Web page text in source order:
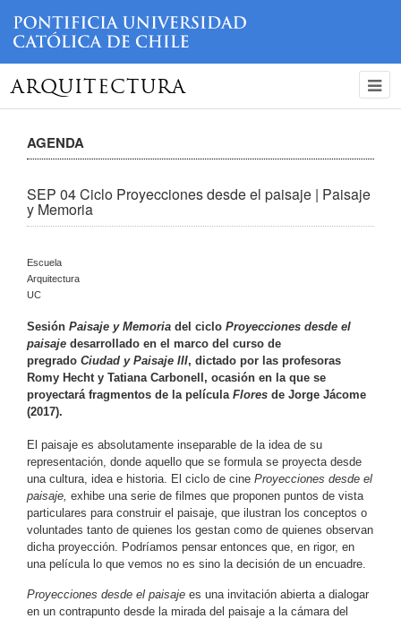
ARQUITECTURA
AGENDA
SEP 04 Ciclo Proyecciones desde el paisaje | Paisaje
y Memoria
Escuela
Arquitectura
UC
Sesión Paisaje y Memoria del ciclo Proyecciones desde el
paisaje desarrollado en el marco del curso de
pregrado Ciudad y Paisaje III, dictado por las profesoras
Romy Hecht y Tatiana Carbonell, ocasión en la que se
proyectará fragmentos de la película Flores de Jorge Jácome
(2017).
El paisaje es absolutamente inseparable de la idea de su
representación, donde aquello que se formula se proyecta desde
una cultura, idea e historia. El ciclo de cine Proyecciones desde el
paisaje, exhibe una serie de filmes que proponen puntos de vista
particulares para construir el paisaje, que ilustran los conceptos o
voluntades tanto de quienes los gestan como de quienes observan
dicha proyección.
Podríamos pensar entonces que, en rigor, en
una película lo que vemos no es sino la decisión de un encuadre.
Proyecciones desde el paisaje es una invitación abierta a dialogar
en un contrapunto desde la mirada del paisaje a la cámara del